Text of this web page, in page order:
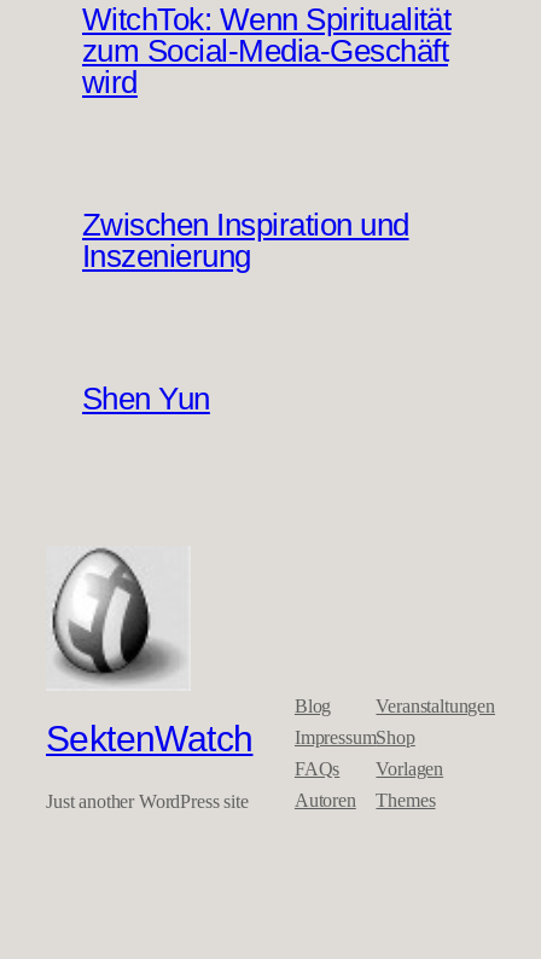
WitchTok: Wenn Spiritualität
zum Social-Media-Geschäft
wird
Zwischen Inspiration und
Inszenierung
Shen Yun
SektenWatch
Just another WordPress site
Blog
Impressum
FAQs
Autoren
Veranstaltungen
Shop
Vorlagen
Themes